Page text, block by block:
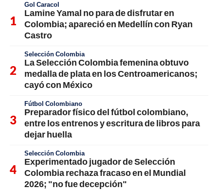
Gol Caracol
Lamine Yamal no para de disfrutar en
Colombia; apareció en Medellín con Ryan
Castro
Selección Colombia
La Selección Colombia femenina obtuvo
medalla de plata en los Centroamericanos;
cayó con México
Fútbol Colombiano
Preparador físico del fútbol colombiano,
entre los entrenos y escritura de libros para
dejar huella
Selección Colombia
Experimentado jugador de Selección
Colombia rechaza fracaso en el Mundial
2026; "no fue decepción"